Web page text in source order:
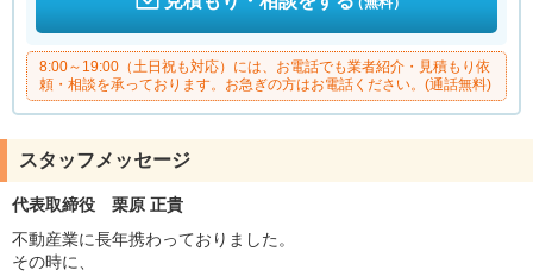
8:00～19:00（土日祝も対応）には、お電話でも業者紹介・見積もり依
頼・相談を承っております。お急ぎの方はお電話ください。(通話無料)
スタッフメッセージ
代表取締役 栗原 正貴
不動産業に長年携わっておりました。
その時に、